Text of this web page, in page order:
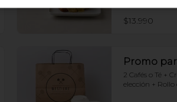
$13.990
Promo
2 Cafés o Té +
elección + Rollo